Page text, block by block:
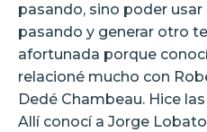
pasando, sino poder
pasando y generar otro
afortunada porque
relacioné mucho con
Dedé Chambeau. Hice
Allí conocí a Jorge